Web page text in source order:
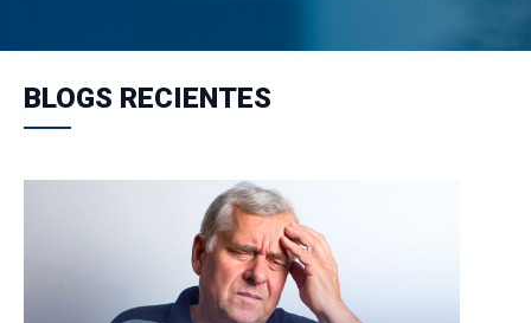
BLOGS RECIENTES